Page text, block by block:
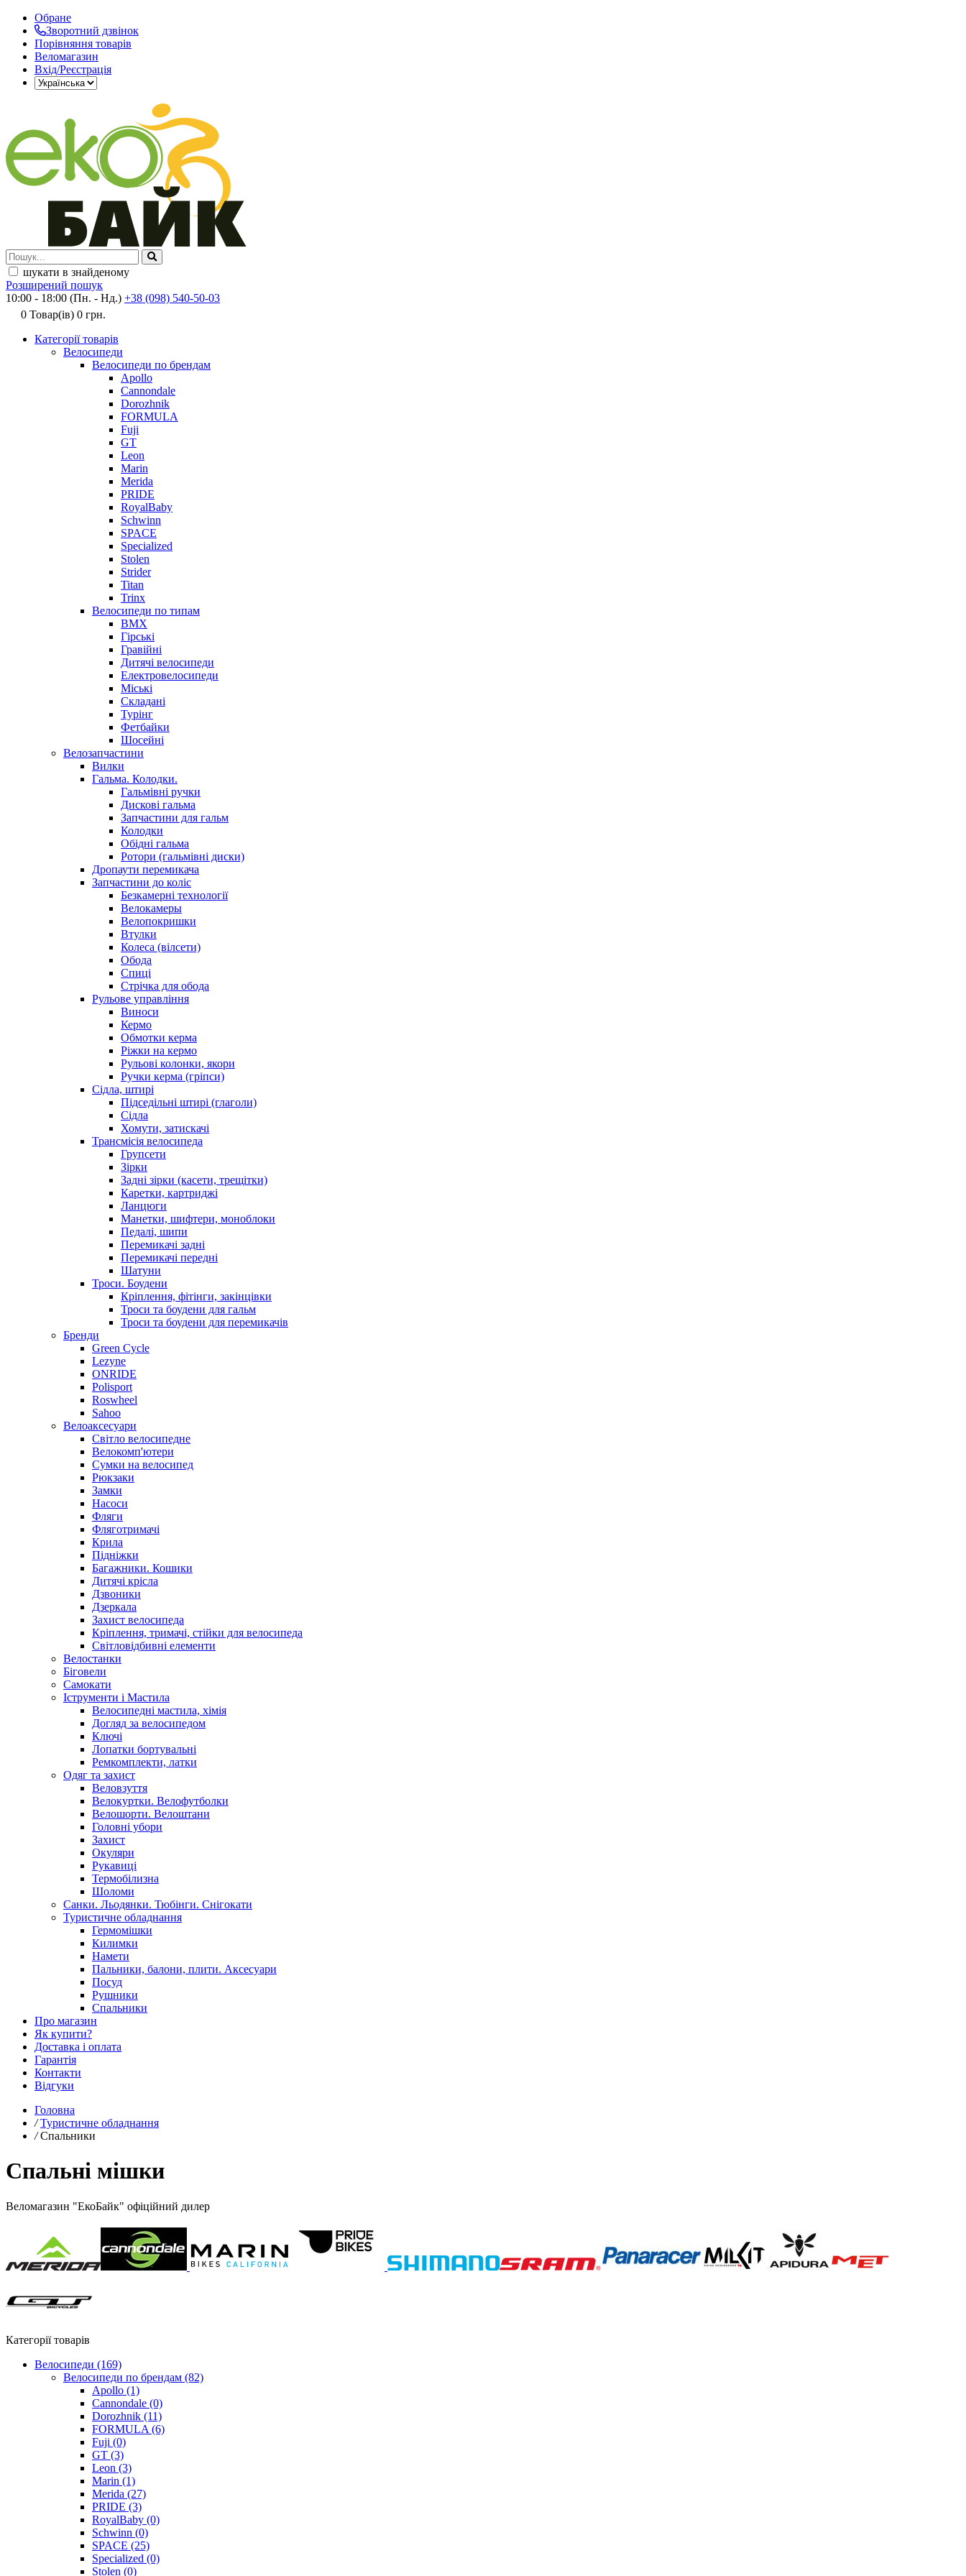
Обране
Зворотний дзвінок
Порівняння товарів
Веломагазин
Вхід/Реєстрація
шукати в знайденому
Розширений пошук
10:00 - 18:00 (Пн. - Нд.) +38 (098) 540-50-03
0 Товар(ів) 0 грн.
Категорії товарів
Велосипеди
Велосипеди по брендам
Apollo
Cannondale
Dorozhnik
FORMULA
Fuji
GT
Leon
Marin
Merida
PRIDE
RoyalBaby
Schwinn
SPACE
Specialized
Stolen
Strider
Titan
Trinx
Велосипеди по типам
BMX
Гірські
Гравійні
Дитячі велосипеди
Електровелосипеди
Міські
Складані
Турінг
Фетбайки
Шосейні
Велозапчастини
Вилки
Гальма. Колодки.
Гальмівні ручки
Дискові гальма
Запчастини для гальм
Колодки
Обідні гальма
Ротори (гальмівні диски)
Дропаути перемикача
Запчастини до коліс
Безкамерні технології
Велокамеры
Велопокришки
Втулки
Колеса (вілсети)
Обода
Спиці
Стрічка для обода
Рульове управління
Виноси
Кермо
Обмотки керма
Ріжки на кермо
Рульові колонки, якори
Ручки керма (гріпси)
Сідла, штирі
Підседільні штирі (глаголи)
Сідла
Хомути, затискачі
Трансмісія велосипеда
Групсети
Зірки
Задні зірки (касети, трещітки)
Каретки, картриджі
Ланцюги
Манетки, шифтери, моноблоки
Педалі, шипи
Перемикачі задні
Перемикачі передні
Шатуни
Троси. Боудени
Кріплення, фітінги, закінцівки
Троси та боудени для гальм
Троси та боудени для перемикачів
Бренди
Green Cycle
Lezyne
ONRIDE
Polisport
Roswheel
Sahoo
Велоаксесуари
Світло велосипедне
Велокомп'ютери
Сумки на велосипед
Рюкзаки
Замки
Насоси
Фляги
Фляготримачі
Крила
Підніжки
Багажники. Кошики
Дитячі крісла
Дзвоники
Дзеркала
Захист велосипеда
Кріплення, тримачі, стійки для велосипеда
Світловідбивні елементи
Велостанки
Біговели
Самокати
Іструменти і Мастила
Велосипедні мастила, хімія
Догляд за велосипедом
Ключі
Лопатки бортувальні
Ремкомплекти, латки
Одяг та захист
Веловзуття
Велокуртки. Велофутболки
Велошорти. Велоштани
Головні убори
Захист
Окуляри
Рукавиці
Термобілизна
Шоломи
Санки. Льодянки. Тюбінги. Снігокати
Туристичне обладнання
Гермомішки
Килимки
Намети
Пальники, балони, плити. Аксесуари
Посуд
Рушники
Спальники
Про магазин
Як купити?
Доставка і оплата
Гарантія
Контакти
Відгуки
Головна
/ Туристичне обладнання
/ Спальники
Спальні мішки
Веломагазин "ЕкоБайк" офіційний дилер
Категорії товарів
Велосипеди (169)
Велосипеди по брендам (82)
Apollo (1)
Cannondale (0)
Dorozhnik (11)
FORMULA (6)
Fuji (0)
GT (3)
Leon (3)
Marin (1)
Merida (27)
PRIDE (3)
RoyalBaby (0)
Schwinn (0)
SPACE (25)
Specialized (0)
Stolen (0)